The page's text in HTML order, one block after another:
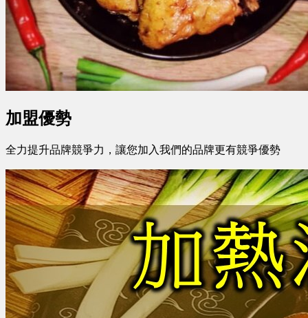
加盟優勢
全力提升品牌競爭力，讓您加入我們的品牌更有競爭優勢